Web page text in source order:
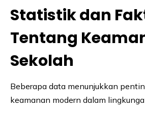
Statistik dan
Tentang
Sekolah
Beberapa data menunjukkan
keamanan modern dalam